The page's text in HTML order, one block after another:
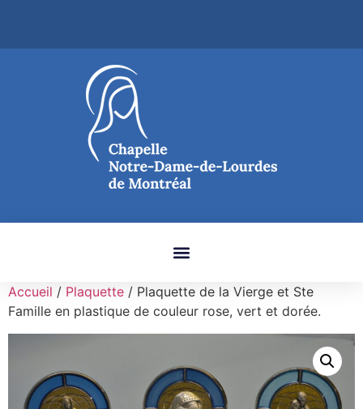
Accueil / Plaquette / Plaquette de la Vierge et Ste
Famille en plastique de couleur rose, vert et dorée.